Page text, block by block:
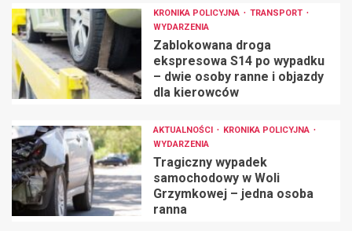
KRONIKA POLICYJNA
TRANSPORT
WYDARZENIA
Zablokowana droga
ekspresowa S14 po wypadku
– dwie osoby ranne i objazdy
dla kierowców
AKTUALNOŚCI
KRONIKA POLICYJNA
WYDARZENIA
Tragiczny wypadek
samochodowy w Woli
Grzymkowej – jedna osoba
ranna